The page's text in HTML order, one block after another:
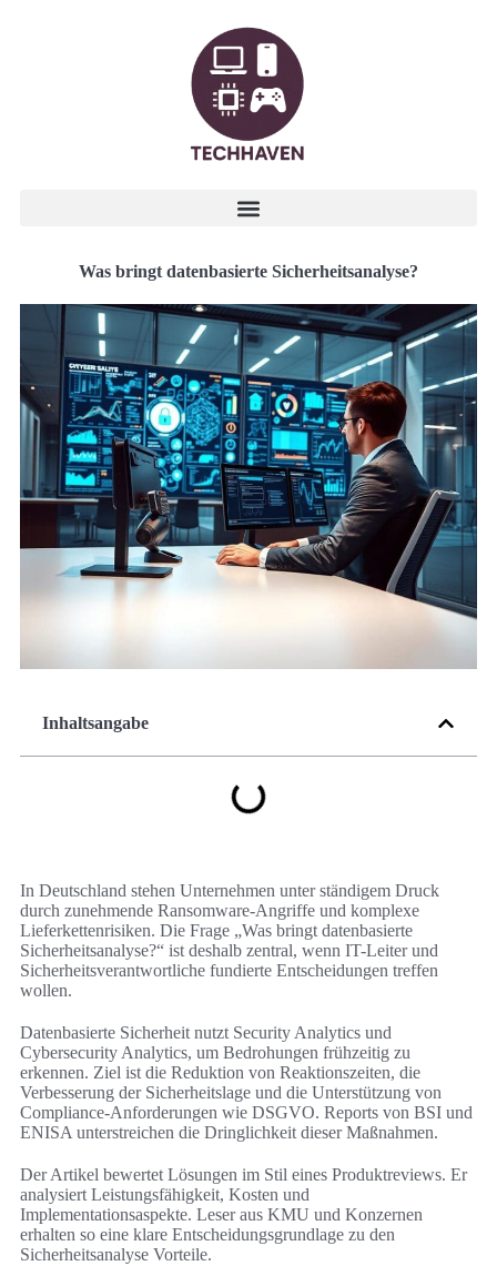
Was bringt datenbasierte Sicherheitsanalyse?
Inhaltsangabe
In Deutschland stehen Unternehmen unter ständigem Druck
durch zunehmende Ransomware-Angriffe und komplexe
Lieferkettenrisiken. Die Frage „Was bringt datenbasierte
Sicherheitsanalyse?“ ist deshalb zentral, wenn IT-Leiter und
Sicherheitsverantwortliche fundierte Entscheidungen treffen
wollen.
Datenbasierte Sicherheit nutzt Security Analytics und
Cybersecurity Analytics, um Bedrohungen frühzeitig zu
erkennen. Ziel ist die Reduktion von Reaktionszeiten, die
Verbesserung der Sicherheitslage und die Unterstützung von
Compliance-Anforderungen wie DSGVO. Reports von BSI und
ENISA unterstreichen die Dringlichkeit dieser Maßnahmen.
Der Artikel bewertet Lösungen im Stil eines Produktreviews. Er
analysiert Leistungsfähigkeit, Kosten und
Implementationsaspekte. Leser aus KMU und Konzernen
erhalten so eine klare Entscheidungsgrundlage zu den
Sicherheitsanalyse Vorteile.